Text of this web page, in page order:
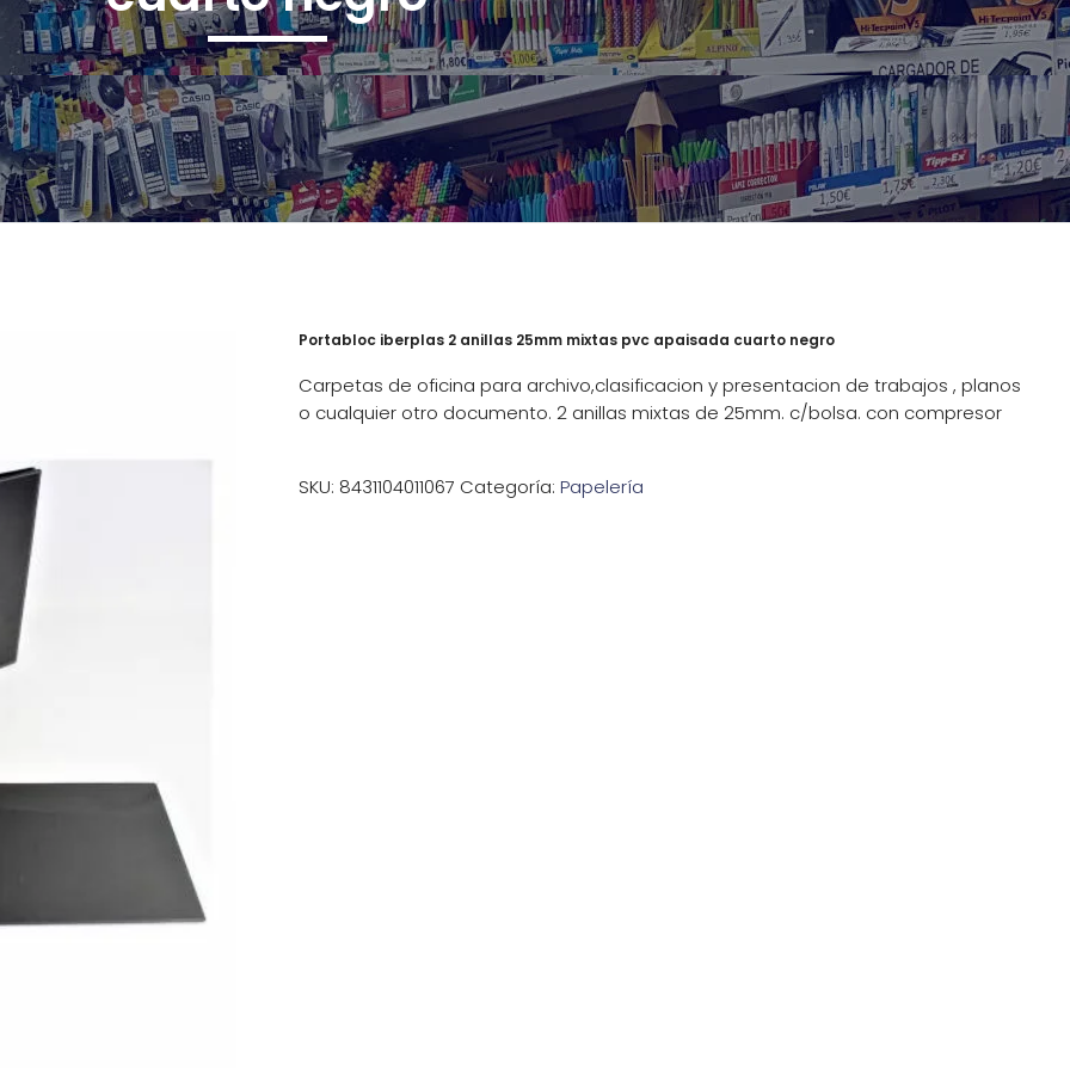
Portabloc iberplas 2 anillas 25mm mixtas pvc apaisada cuarto negro
Carpetas de oficina para archivo,clasificacion y presentacion de trabajos , planos
o cualquier otro documento. 2 anillas mixtas de 25mm. c/bolsa. con compresor
SKU: 8431104011067 Categoría: Papelería